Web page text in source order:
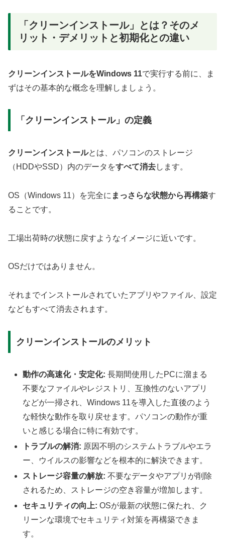
「クリーンインストール」とは？そのメ
リット・デメリットと初期化との違い
クリーンインストールをWindows 11で実行する前に、ま
ずはその基本的な概念を理解しましょう。
「クリーンインストール」の定義
クリーンインストールとは、パソコンのストレージ
（HDDやSSD）内のデータをすべて消去します。
OS（Windows 11）を完全に まっさらな状態から再構築す
ることです。
工場出荷時の状態に戻すようなイメージに近いです。
OSだけではありません。
それまでインストールされていたアプリやファイル、設定
などもすべて消去されます。
クリーンインストールのメリット
動作の高速化・安定化: 長期間使用したPCに溜まる
不要なファイルやレジストリ、互換性のないアプリ
などが一掃され、Windows 11を導入した直後のよう
な軽快な動作を取り戻せます。パソコンの動作が重
いと感じる場合に特に有効です。
トラブルの解消: 原因不明のシステムトラブルやエラ
ー、ウイルスの影響などを根本的に解決できます。
ストレージ容量の解放: 不要なデータやアプリが削除
されるため、ストレージの空き容量が増加します。
セキュリティの向上: OSが最新の状態に保たれ、ク
リーンな環境でセキュリティ対策を再構築できま
す。